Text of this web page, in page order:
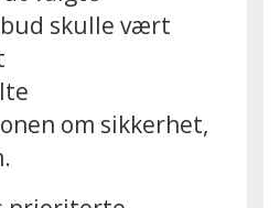
skulle vært
om sikkerhet,